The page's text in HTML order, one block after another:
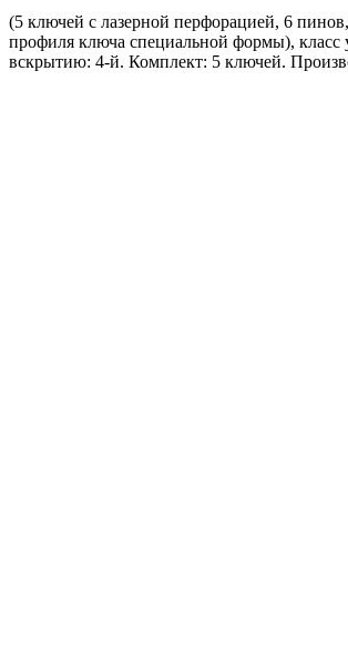
(5 ключей с лазерной перфорацией, 6
профиля ключа специальной формы), класс
вскрытию: 4-й. Комплект: 5 ключей.